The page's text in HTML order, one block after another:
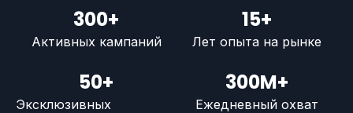
300+
Активных кампаний
15+
Лет опыта на рынке
50+
Эксклюзивных
300M+
Ежедневный охват